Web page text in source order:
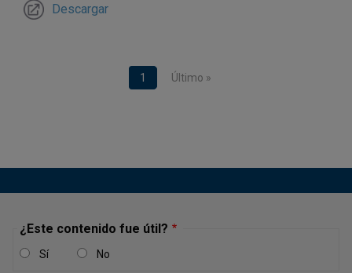
Descargar
Página actual
1 Última página
Último »
¿Este contenido fue útil?
Sí No